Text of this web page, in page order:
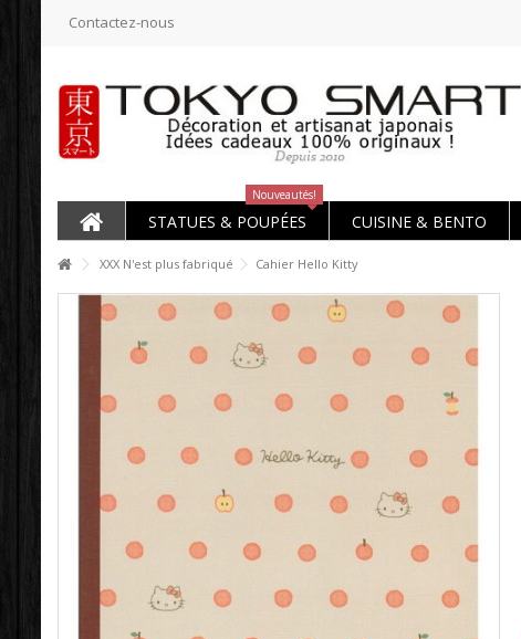
Contactez-nous
STATUES & POUPÉES
Nouveautés!
CUISINE & BENTO
XXX N'est plus fabriqué Cahier Hello Kitty